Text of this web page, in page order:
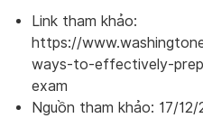
Link tham khảo:
https://
ways-to-effectively-
exam
Nguồn tham khảo: 17/12/